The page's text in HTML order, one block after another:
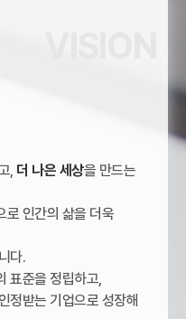
, 더 나은 세상을 만드는
로 인간의 삶을 더욱
다.
표준을 정립하고,
정받는 기업으로 성장해